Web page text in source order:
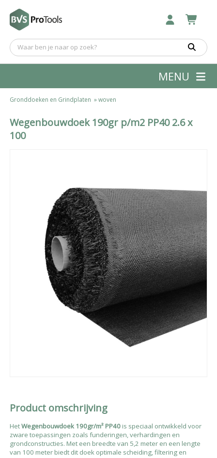
MENU
Gronddoeken en Grindplaten »woven
Wegenbouwdoek 190gr p/m2 PP40 2.6 x
100
Product omschrijving
HetWegenbouwdoek 190gr/m² PP40is speciaal ontwikkeld voor
zware toepassingen zoals funderingen, verhardingen en
grondconstructies. Met een breedte van 5,2 meter en een lengte
van 100 meter biedt dit doek optimale scheiding, filtering en